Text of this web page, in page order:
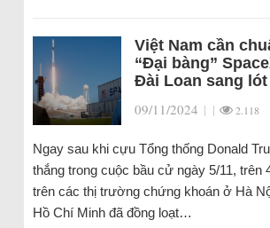
Việt Nam cần
“Đại bàng”
Đài Loan sang lót
09/11/2024 | | 2.118
Ngay sau khi cựu Tổng thống Donald
thắng trong cuộc bầu cử ngày 5/11, trên
trên các thị trường chứng khoán ở Hà
Hồ Chí Minh đã đồng loạt…